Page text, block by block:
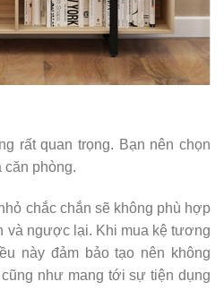
rất quan trọng. Bạn nên chọn
căn phòng.
chắc chắn sẽ không phù hợp
và ngược lại. Khi mua kệ tương
này đảm bảo tạo nên không
như mang tới sự tiện dụng